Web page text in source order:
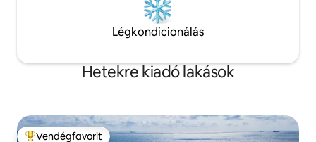
Légkondicionálás
Hetekre kiadó lakások
Vendégfavorit